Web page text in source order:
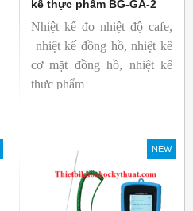
kế thực phẩm BG-GA-2
Nhiệt kế đo nhiệt độ cafe,
nhiệt kế đồng hồ, nhiệt kế
cơ mặt đồng hồ, nhiệt kế
thực phẩm
NEW